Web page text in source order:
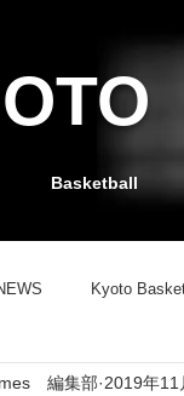
Basketball
Kyoto
TEAMレポート
編集部 2019年11